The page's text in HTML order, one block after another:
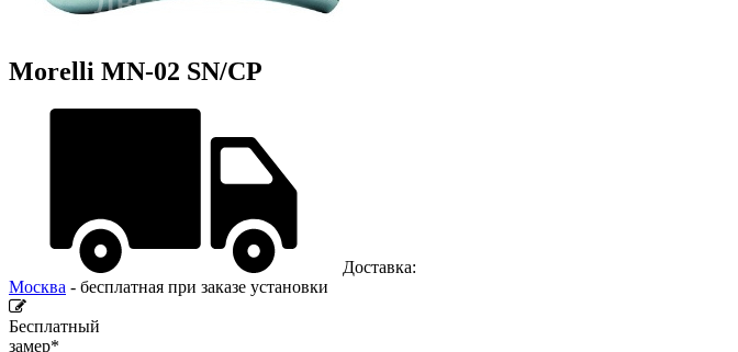
Morelli MN-02 SN/CP
Доставка:
Москва - бесплатная при заказе установки
Бесплатный
замер*